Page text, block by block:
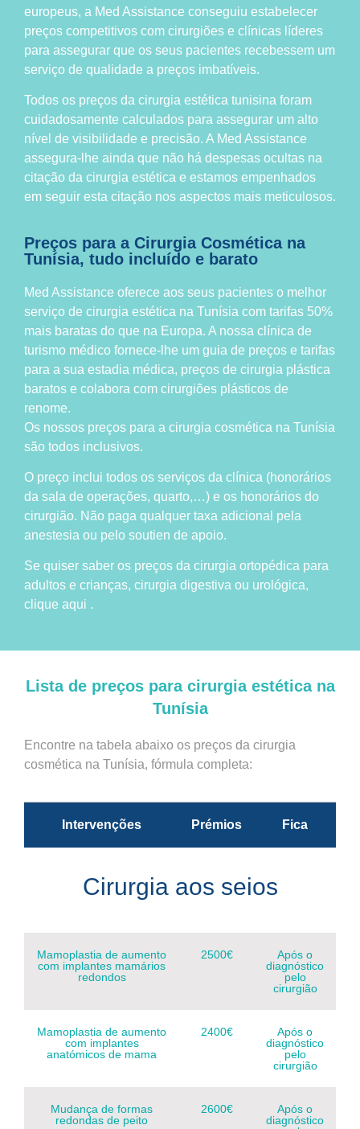
europeus, a Med Assistance conseguiu estabelecer
preços competitivos com cirurgiões e clínicas líderes
para assegurar que os seus pacientes recebessem um
serviço de qualidade a preços imbatíveis.
Todos os preços da cirurgia estética tunisina foram
cuidadosamente calculados para assegurar um alto
nível de visibilidade e precisão. A Med Assistance
assegura-lhe ainda que não há despesas ocultas na
citação da cirurgia estética e estamos empenhados
em seguir esta citação nos aspectos mais meticulosos.
Preços para a Cirurgia Cosmética na
Tunísia, tudo incluído e barato
Med Assistance oferece aos seus pacientes o melhor
serviço de cirurgia estética na Tunísia com tarifas 50%
mais baratas do que na Europa. A nossa clínica de
turismo médico fornece-lhe um guia de preços e tarifas
para a sua estadia médica, preços de cirurgia plástica
baratos e colabora com cirurgiões plásticos de
renome.
Os nossos preços para a cirurgia cosmética na Tunísia
são todos inclusivos.
O preço inclui todos os serviços da clínica (honorários
da sala de operações, quarto,…) e os honorários do
cirurgião. Não paga qualquer taxa adicional pela
anestesia ou pelo soutien de apoio.
Se quiser saber os preços da cirurgia ortopédica para
adultos e crianças, cirurgia digestiva ou urológica,
clique aqui .
Lista de preços para cirurgia estética na
Tunísia
Encontre na tabela abaixo os preços da cirurgia
cosmética na Tunísia, fórmula completa:
Intervenções Prémios Fica
Cirurgia aos seios
Mamoplastia de aumento
com implantes mamários
redondos
2500€
Após o
diagnóstico
pelo
cirurgião
Mamoplastia de aumento
com implantes
anatómicos de mama
2400€
Após o
diagnóstico
pelo
cirurgião
Mudança de formas
redondas de peito
2600€
Após o
diagnóstico